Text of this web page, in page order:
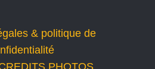
& politique de
PHOTOS